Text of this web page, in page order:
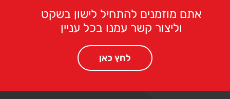
אתם מוזמנים להתחיל לישון בשקט
וליצור קשר עמנו בכל עניין
לחץ כאן